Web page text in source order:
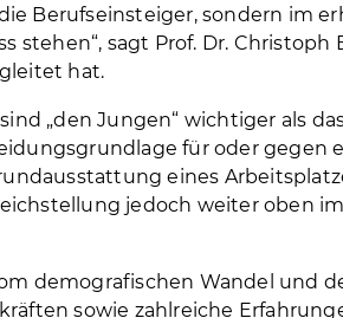
Berufseinsteiger, sondern im
stehen“, sagt Prof. Dr. Christoph
hat.
„den Jungen“ wichtiger als
für oder gegen
eines
jedoch weiter oben
demografischen Wandel und
sowie zahlreiche